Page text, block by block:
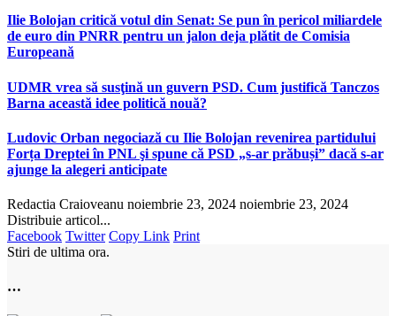
Ilie Bolojan critică votul din Senat: Se pun în pericol miliardele
de euro din PNRR pentru un jalon deja plătit de Comisia
Europeană
UDMR vrea să susţină un guvern PSD. Cum justifică Tanczos
Barna această idee politică nouă?
Ludovic Orban negociază cu Ilie Bolojan revenirea partidului
Forța Dreptei în PNL şi spune că PSD „s-ar prăbuși” dacă s-ar
ajunge la alegeri anticipate
Redactia Craioveanu noiembrie 23, 2024 noiembrie 23, 2024
Distribuie articol...
Facebook Twitter Copy Link Print
Stiri de ultima ora.
…